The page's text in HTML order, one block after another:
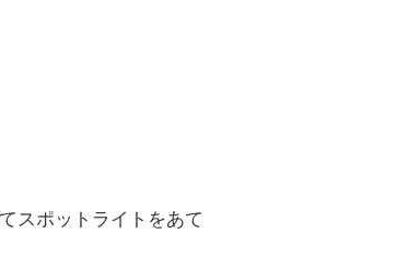
スポットライトをあて